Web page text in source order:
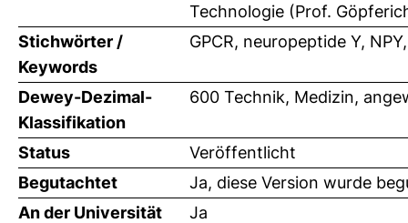
Technologie (Prof.
Stichwörter /
Keywords
GPCR, neuropeptide Y,
Dewey-Dezimal-
Klassifikation
600 Technik, Medizin,
Status
Veröffentlicht
Begutachtet
Ja, diese Version wurde
An der Universität
Ja